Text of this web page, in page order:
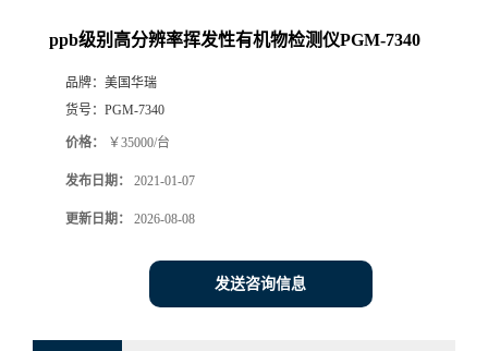
厅
ppb级别高分辨率挥发性有机物检测仪PGM-7340
品牌： 美国华瑞
货号： PGM-7340
价格： ￥35000/台
发布日期： 2021-01-07
更新日期： 2026-08-08
发送咨询信息